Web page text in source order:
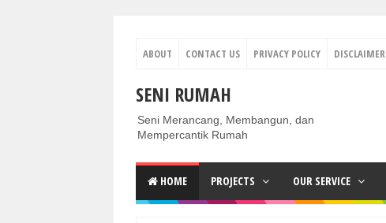
ABOUT CONTACT US PRIVACY POLICY DISCLAIMER
SENI RUMAH
Seni Merancang, Membangun, dan
Mempercantik Rumah
HOME PROJECTS OUR SERVICE